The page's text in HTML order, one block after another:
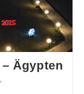
Ägypten